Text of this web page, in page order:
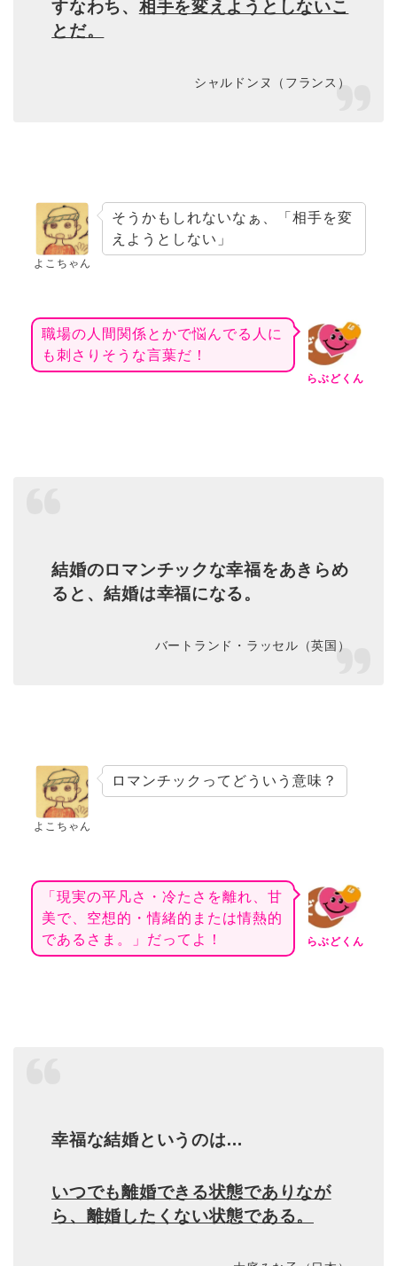
すなわち、 相手を変えようとしないこ
とだ。
シャルドンヌ（フランス）
よこちゃん
そうかもしれないなぁ、「相手を変
えようとしない」
らぶどくん
職場の人間関係とかで悩んでる人に
も刺さりそうな言葉だ！
結婚のロマンチックな幸福をあきらめ
ると、結婚は幸福になる。
バートランド・ラッセル（英国）
よこちゃん
ロマンチックってどういう意味？
らぶどくん
「現実の平凡さ・冷たさを離れ、甘
美で、空想的・情緒的または情熱的
であるさま。」だってよ！
幸福な結婚というのは…
いつでも離婚できる状態でありなが
ら、離婚したくない状態である。